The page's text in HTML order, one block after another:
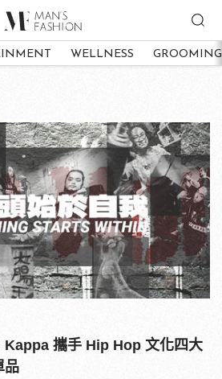
WELLNESS GROOMING
Kappa 攜手 Hip Hop 文化四大
品